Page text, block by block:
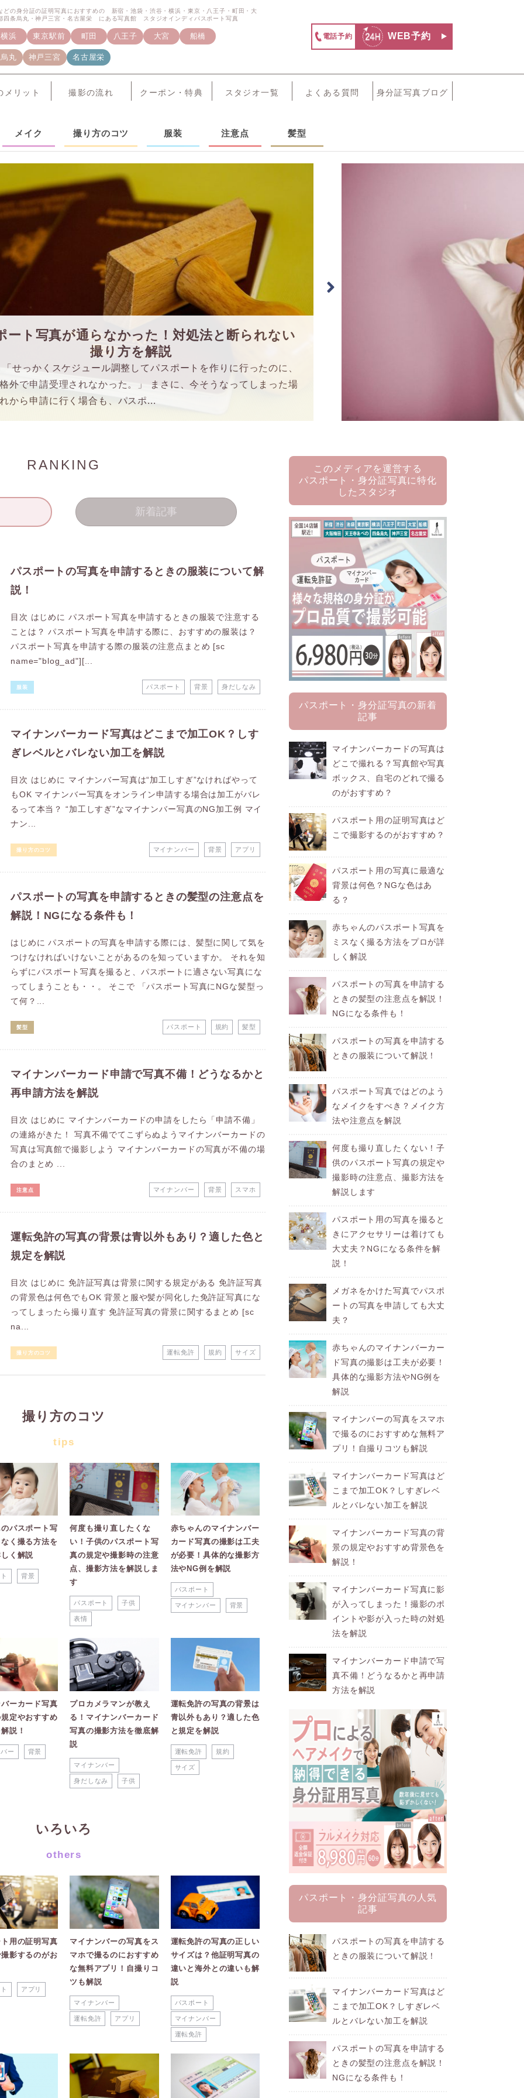
どの身分証の証明写真におすすめの 新宿・池袋・渋谷・横浜・東京・八王子・町田・大
四条烏丸・神戸三宮・名古屋栄 にある写真館 スタジオインディパスポート写真
横浜 東京駅前 町田 八王子 大宮 船橋
丸 神戸三宮 名古屋栄
電話予約 WEB予約
メリット 撮影の流れ クーポン・特典 スタジオ一覧 よくある質問 身分証写真ブログ
メイク 撮り方のコツ 服装 注意点 髪型
ート写真が通らなかった！対処法と断られない
撮り方を解説
せっかくスケジュール調整してパスポートを作りに行ったのに、
外で申請受理されなかった。」 まさに、今そうなってしまった場
から申請に行く場合も、パスポ...
RANKING
新着記事
パスポートの写真を申請するときの服装について解
説！
目次 はじめに パスポート写真を申請するときの服装で注意する
ことは？ パスポート写真を申請する際に、おすすめの服装は？
パスポート写真を申請する際の服装の注意点まとめ [sc
name="blog_ad"][...
服装 パスポート 背景 身だしなみ
マイナンバーカード写真はどこまで加工OK？しす
ぎレベルとバレない加工を解説
目次 はじめに マイナンバー写真は“加工しすぎ”なければやって
もOK マイナンバー写真をオンライン申請する場合は加工がバレ
るって本当？ “加工しすぎ”なマイナンバー写真のNG加工例 マイ
ナン...
撮り方のコツ マイナンバー 背景 アプリ
パスポートの写真を申請するときの髪型の注意点を
解説！NGになる条件も！
はじめに パスポートの写真を申請する際には、髪型に関して気を
つけなければいけないことがあるのを知っていますか。 それを知
らずにパスポート写真を撮ると、パスポートに適さない写真にな
ってしまうことも・・。 そこで 「パスポート写真にNGな髪型っ
て何？...
髪型 パスポート 規約 髪型
マイナンバーカード申請で写真不備！どうなるかと
再申請方法を解説
目次 はじめに マイナンバーカードの申請をしたら「申請不備」
の連絡がきた！ 写真不備でてこずらぬようマイナンバーカードの
写真は写真館で撮影しよう マイナンバーカードの写真が不備の場
合のまとめ ...
注意点 マイナンバー 背景 スマホ
運転免許の写真の背景は青以外もあり？適した色と
規定を解説
目次 はじめに 免許証写真は背景に関する規定がある 免許証写真
の背景色は何色でもOK 背景と服や髪が同化した免許証写真にな
ってしまったら撮り直す 免許証写真の背景に関するまとめ [sc
na...
撮り方のコツ 運転免許 規約 サイズ
撮り方のコツ
tips
パスポート写
く撮る方法を
く解説
背景
何度も撮り直したくな
い！子供のパスポート写
真の規定や撮影時の注意
点、撮影方法を解説しま
す
パスポート 子供
表情
赤ちゃんのマイナンバー
カード写真の撮影は工夫
が必要！具体的な撮影方
法やNG例を解説
パスポート
マイナンバー 背景
ーカード写真
定やおすすめ
説！
ー 背景
プロカメラマンが教え
る！マイナンバーカード
写真の撮影方法を徹底解
説
マイナンバー
身だしなみ 子供
運転免許の写真の背景は
青以外もあり？適した色
と規定を解説
運転免許 規約
サイズ
いろいろ
others
用の証明写真
影するのがお
アプリ
マイナンバーの写真をス
マホで撮るのにおすすめ
な無料アプリ！自撮りコ
ツも解説
マイナンバー
運転免許 アプリ
運転免許の写真の正しい
サイズは？他証明写真の
違いと海外との違いも解
説
パスポート
マイナンバー
運転免許
このメディアを運営する
パスポート・身分証写真に特化
したスタジオ
パスポート・身分証写真の新着
記事
マイナンバーカードの写真は
どこで撮れる？写真館や写真
ボックス、自宅のどれで撮る
のがおすすめ？
パスポート用の証明写真はど
こで撮影するのがおすすめ？
パスポート用の写真に最適な
背景は何色？NGな色はあ
る？
赤ちゃんのパスポート写真を
ミスなく撮る方法をプロが詳
しく解説
パスポートの写真を申請する
ときの髪型の注意点を解説！
NGになる条件も！
パスポートの写真を申請する
ときの服装について解説！
パスポート写真ではどのよう
なメイクをすべき？メイク方
法や注意点を解説
何度も撮り直したくない！子
供のパスポート写真の規定や
撮影時の注意点、撮影方法を
解説します
パスポート用の写真を撮ると
きにアクセサリーは着けても
大丈夫？NGになる条件を解
説！
メガネをかけた写真でパスポ
ートの写真を申請しても大丈
夫？
赤ちゃんのマイナンバーカー
ド写真の撮影は工夫が必要！
具体的な撮影方法やNG例を
解説
マイナンバーの写真をスマホ
で撮るのにおすすめな無料ア
プリ！自撮りコツも解説
マイナンバーカード写真はど
こまで加工OK？しすぎレベ
ルとバレない加工を解説
マイナンバーカード写真の背
景の規定やおすすめ背景色を
解説！
マイナンバーカード写真に影
が入ってしまった！撮影のポ
イントや影が入った時の対処
法を解説
マイナンバーカード申請で写
真不備！どうなるかと再申請
方法を解説
パスポート・身分証写真の人気
記事
パスポートの写真を申請する
ときの服装について解説！
マイナンバーカード写真はど
こまで加工OK？しすぎレベ
ルとバレない加工を解説
パスポートの写真を申請する
ときの髪型の注意点を解説！
NGになる条件も！